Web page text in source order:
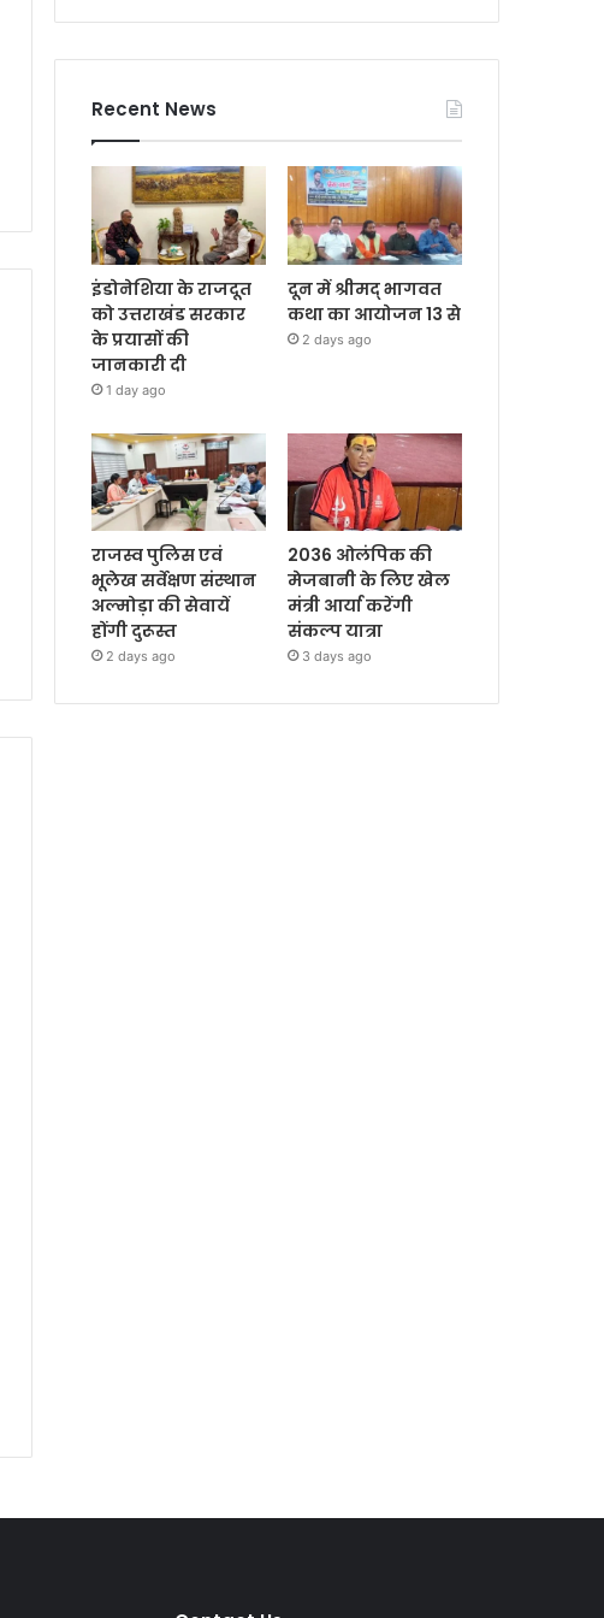
Recent News
इंडोनेशिया के राजदूत
को उत्तराखंड सरकार
के प्रयासों की
जानकारी दी
1 day ago
दून में श्रीमद् भागवत
कथा का आयोजन 13 से
2 days ago
राजस्व पुलिस एवं
भूलेख सर्वेक्षण संस्थान
अल्मोड़ा की सेवायें
होंगी दुरूस्त
2 days ago
2036 ओलंपिक की
मेजबानी के लिए खेल
मंत्री आर्या करेंगी
संकल्प यात्रा
3 days ago